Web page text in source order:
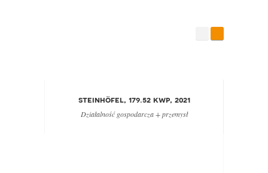
steinhöfel, 179.52 kwp, 2021
Działalność gospodarcza + przemysł